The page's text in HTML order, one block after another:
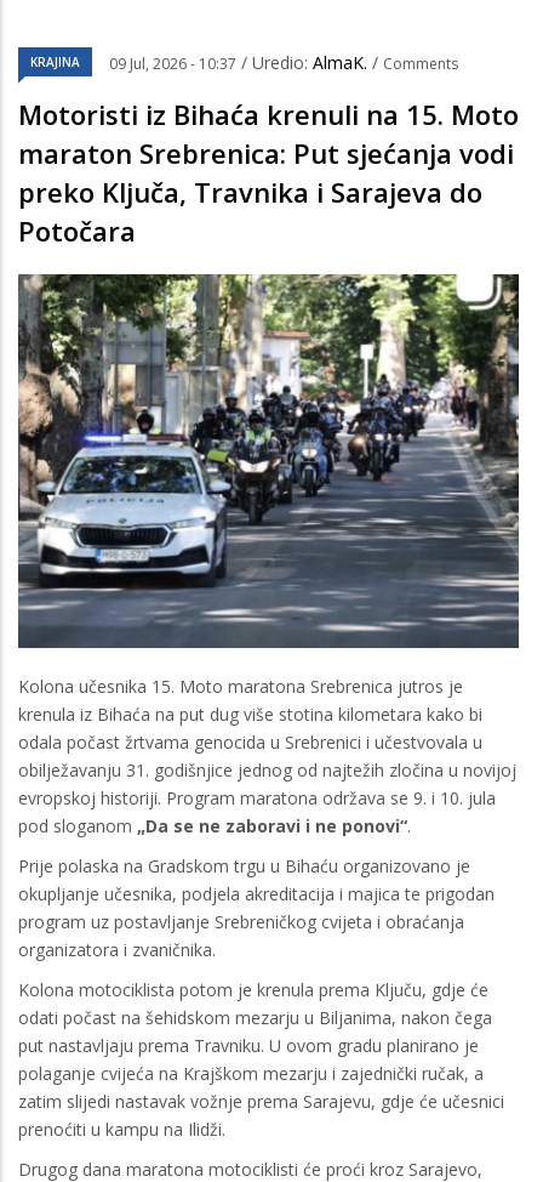
KRAJINA 09 Jul, 2026 - 10:37 / Uredio: AlmaK. / Comments
Motoristi iz Bihaća krenuli na 15. Moto
maraton Srebrenica: Put sjećanja vodi
preko Ključa, Travnika i Sarajeva do
Potočara
Kolona učesnika 15. Moto maratona Srebrenica jutros je
krenula iz Bihaća na put dug više stotina kilometara kako bi
odala počast žrtvama genocida u Srebrenici i učestvovala u
obilježavanju 31. godišnjice jednog od najtežih zločina u novijoj
evropskoj historiji. Program maratona održava se 9. i 10. jula
pod sloganom „Da se ne zaboravi i ne ponovi“.
Prije polaska na Gradskom trgu u Bihaću organizovano je
okupljanje učesnika, podjela akreditacija i majica te prigodan
program uz postavljanje Srebreničkog cvijeta i obraćanja
organizatora i zvaničnika.
Kolona motociklista potom je krenula prema Ključu, gdje će
odati počast na šehidskom mezarju u Biljanima, nakon čega
put nastavljaju prema Travniku. U ovom gradu planirano je
polaganje cvijeća na Krajškom mezarju i zajednički ručak, a
zatim slijedi nastavak vožnje prema Sarajevu, gdje će učesnici
prenoćiti u kampu na Ilidži.
Drugog dana maratona motociklisti će proći kroz Sarajevo,